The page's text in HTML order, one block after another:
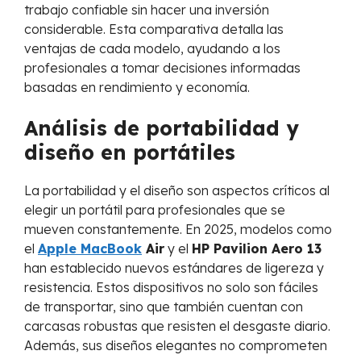
trabajo confiable sin hacer una inversión
considerable. Esta comparativa detalla las
ventajas de cada modelo, ayudando a los
profesionales a tomar decisiones informadas
basadas en rendimiento y economía.
Análisis de portabilidad y
diseño en portátiles
La portabilidad y el diseño son aspectos críticos al
elegir un portátil para profesionales que se
mueven constantemente. En 2025, modelos como
el Apple MacBook Air y el HP Pavilion Aero 13
han establecido nuevos estándares de ligereza y
resistencia. Estos dispositivos no solo son fáciles
de transportar, sino que también cuentan con
carcasas robustas que resisten el desgaste diario.
Además, sus diseños elegantes no comprometen